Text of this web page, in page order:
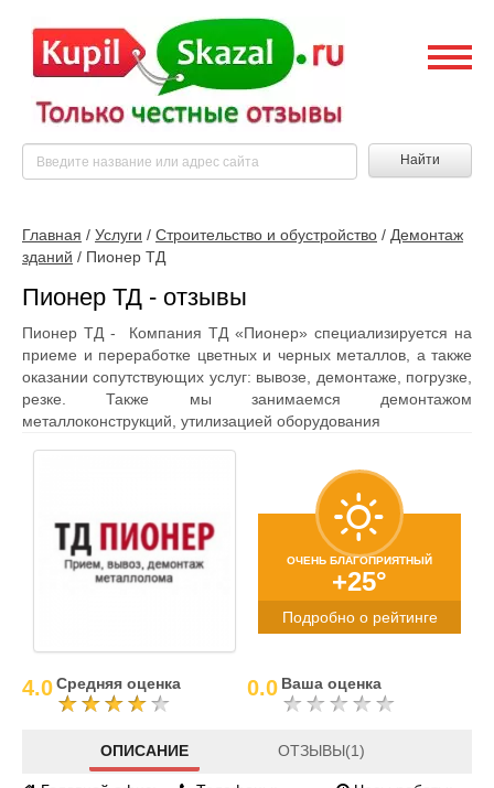
Найти
Главная / Услуги / Строительство и обустройство / Демонтаж
зданий / Пионер ТД
Пионер ТД - отзывы
Пионер ТД - Компания ТД «Пионер» специализируется на
приеме и переработке цветных и черных металлов, а также
оказании сопутствующих услуг: вывозе, демонтаже, погрузке,
резке. Также мы занимаемся демонтажом
металлоконструкций, утилизацией оборудования
ОЧЕНЬ БЛАГОПРИЯТНЫЙ
+25°
Подробно о рейтинге
4.0Средняя оценка 0.0 Ваша оценка
ОПИСАНИЕ ОТЗЫВЫ(1)